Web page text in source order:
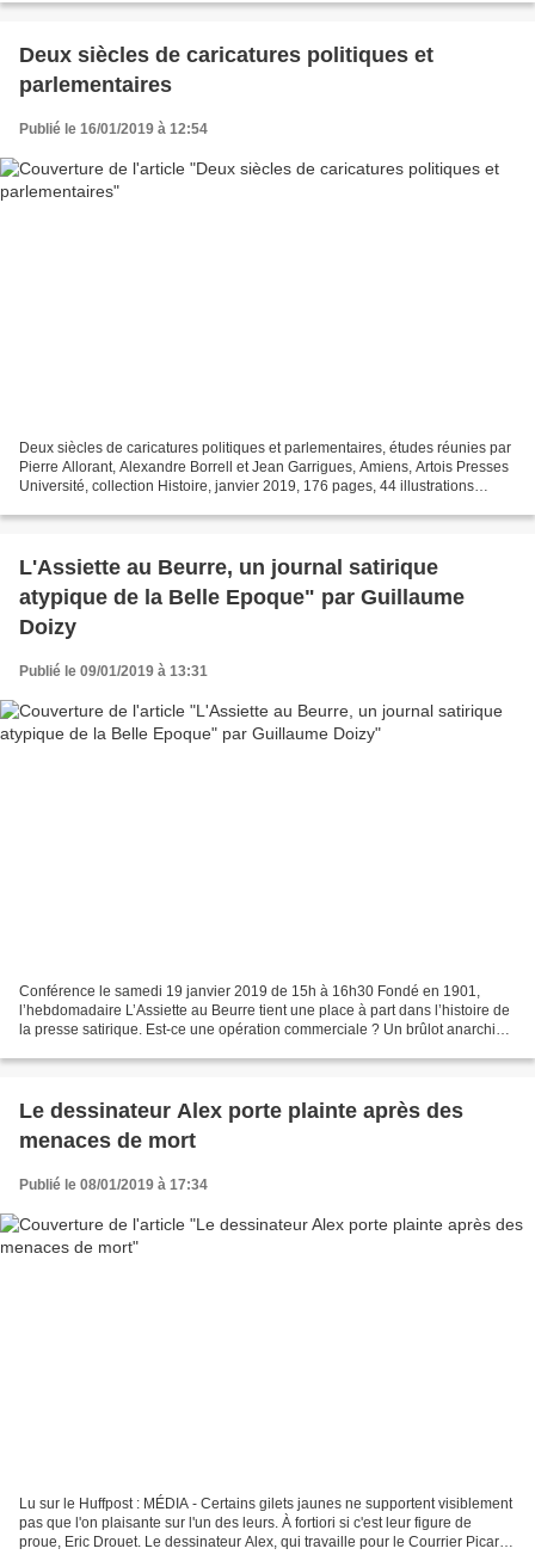
Deux siècles de caricatures politiques et
parlementaires
Publié le 16/01/2019 à 12:54
Deux siècles de caricatures politiques et parlementaires, études réunies par
Pierre Allorant, Alexandre Borrell et Jean Garrigues, Amiens, Artois Presses
Université, collection Histoire, janvier 2019, 176 pages, 44 illustrations
L'Assiette au Beurre, un journal satirique
atypique de la Belle Epoque" par Guillaume
Doizy
Publié le 09/01/2019 à 13:31
Conférence le samedi 19 janvier 2019 de 15h à 16h30 Fondé en 1901,
l’hebdomadaire L’Assiette au Beurre tient une place à part dans l’histoire de
la presse satirique. Est-ce une opération commerciale ? Un brûlot anarchiste
Le dessinateur Alex porte plainte après des
menaces de mort
Publié le 08/01/2019 à 17:34
Lu sur le Huffpost : MÉDIA - Certains gilets jaunes ne supportent visiblement
pas que l'on plaisante sur l'un des leurs. À fortiori si c'est leur figure de
proue, Eric Drouet. Le dessinateur Alex, qui travaille pour le Courrier Picard,